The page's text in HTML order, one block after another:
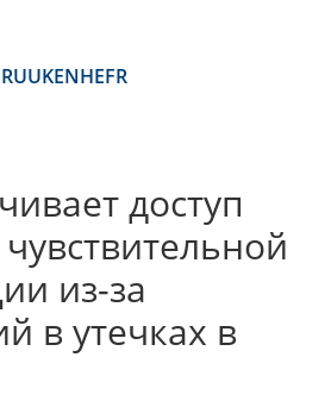
RUUKENHEFR
доступ
из-за
в утечках в